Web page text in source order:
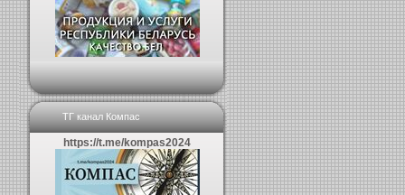
ТГ канал Компас
https://t.me/kompas2024